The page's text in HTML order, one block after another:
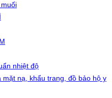
nhiệt độ
mặt nạ, khẩu trang, đồ bảo hộ y